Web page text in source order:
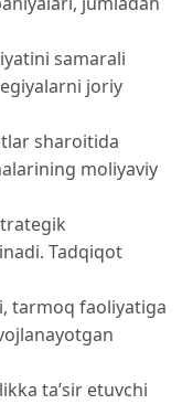
samarali
joriy
sharoitida
moliyaviy
Tadqiqot
tarmoq faoliyatiga
ta’sir etuvchi